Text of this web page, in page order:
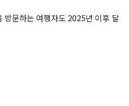
방문하는 여행자도 2025년 이후 달